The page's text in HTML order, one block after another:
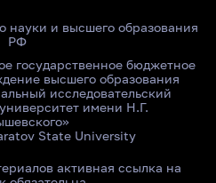
науки и высшего образования
РФ
государственное бюджетное
высшего образования
исследовательский
имени Н.Г.
State University
активная ссылка на